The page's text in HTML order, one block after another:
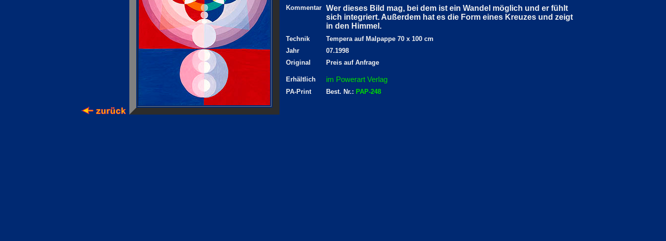
Kommentar Wer dieses Bild mag, bei dem ist ein Wandel möglich und er fühlt
sich integriert. Außerdem hat es die Form eines Kreuzes und zeigt
in den Himmel.
Technik
Tempera auf Malpappe 70 x 100 cm
Jahr
07.1998
Original
Preis auf Anfrage
Erhältlich im Powerart Verlag
PA-Print Best. Nr.: PAP-248